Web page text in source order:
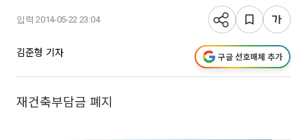
입력 2014-05-22 23:04
김준형 기자 구글 선호매체 추가
재건축부담금 폐지